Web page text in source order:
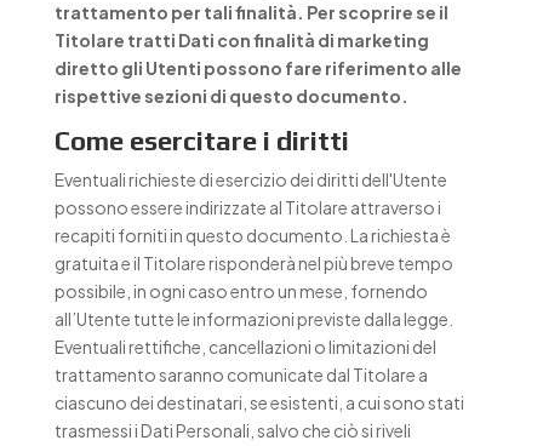
trattamento per tali finalità. Per scoprire se il
Titolare tratti Dati con finalità di marketing
diretto gli Utenti possono fare riferimento alle
rispettive sezioni di questo documento.
Come esercitare i diritti
Eventuali richieste di esercizio dei diritti dell'Utente
possono essere indirizzate al Titolare attraverso i
recapiti forniti in questo documento. La richiesta è
gratuita e il Titolare risponderà nel più breve tempo
possibile, in ogni caso entro un mese, fornendo
all’Utente tutte le informazioni previste dalla legge.
Eventuali rettifiche, cancellazioni o limitazioni del
trattamento saranno comunicate dal Titolare a
ciascuno dei destinatari, se esistenti, a cui sono stati
trasmessi i Dati Personali, salvo che ciò si riveli